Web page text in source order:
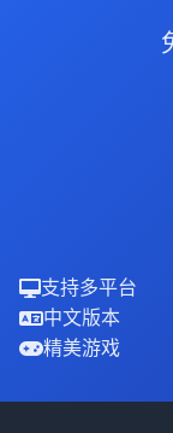
支持多平台
中文版本
精美游戏